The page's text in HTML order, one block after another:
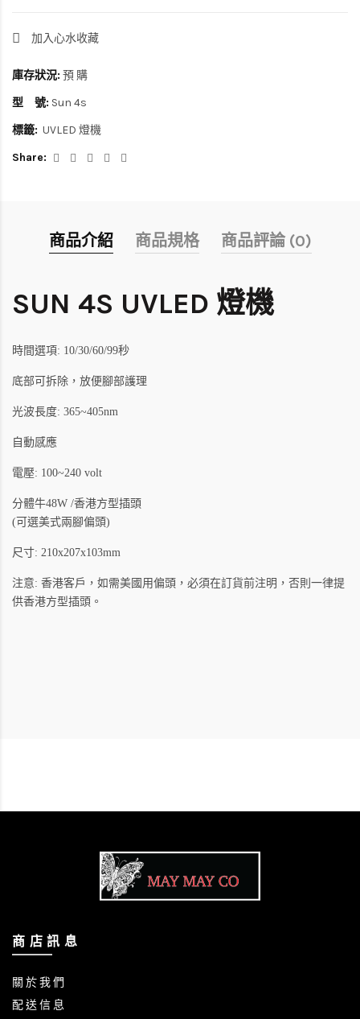
加入心水收藏
庫存狀況: 預 購
型 號: Sun 4s
標籤: UVLED 燈機
Share:
商品介紹 商品規格 商品評論 (0)
SUN 4S UVLED 燈機
時間選項: 10/30/60/99秒
底部可拆除，放便腳部護理
光波長度: 365~405nm
自動感應
電壓: 100~240 volt
分體牛48W /香港方型插頭
(可選美式兩腳偏頭)
尺寸: 210x207x103mm
注意: 香港客戶，如需美國用偏頭，必須在訂貨前注明，否則一律提
供香港方型插頭。
商 店 訊 息
關 於 我 們
配 送 信 息